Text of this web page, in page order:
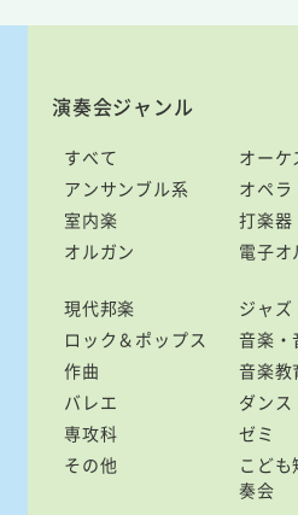
演奏会ジャンル
すべて オーケ
アンサンブル系
オペラ
室内楽
打楽器
オルガン
電子オ
現代邦楽
ジャズ
ロック＆ポップス
音楽・
作曲
音楽教
バレエ
ダンス
専攻科
ゼミ
その他
こど
奏会